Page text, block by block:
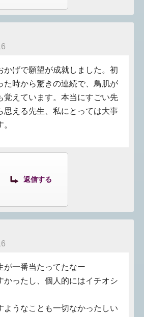
かげで願望が成就しました。初
た時から驚きの連続で、鳥肌が
覚えています。本当にすごい先
思える先生、私にとっては大事
返信する
が一番当たってたなー
かったし、個人的にはイチオシ
ようなことも一切なかったしい